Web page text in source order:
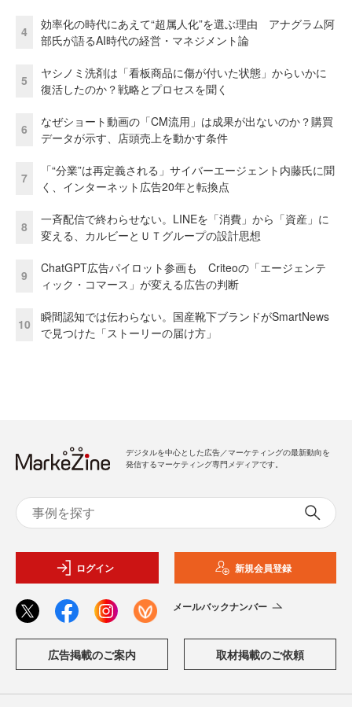
4
効率化の時代にあえて“超属人化”を選ぶ理由 アナグラム阿
部氏が語るAI時代の経営・マネジメント論
5
ヤシノミ洗剤は「看板商品に傷が付いた状態」からいかに
復活したのか？戦略とプロセスを聞く
6
なぜショート動画の「CM流用」は成果が出ないのか？購買
データが示す、店頭売上を動かす条件
7
「“分業”は再定義される」サイバーエージェント内藤氏に聞
く、インターネット広告20年と転換点
8
一斉配信で終わらせない。LINEを「消費」から「資産」に
変える、カルビーとＵＴグループの設計思想
9
ChatGPT広告パイロット参画も Criteoの「エージェンテ
ィック・コマース」が変える広告の判断
10
瞬間認知では伝わらない。国産靴下ブランドがSmartNews
で見つけた「ストーリーの届け方」
デジタルを中心とした広告／マーケティングの最新動向を
発信するマーケティング専門メディアです。
ログイン 新規会員登録
メールバックナンバー
広告掲載のご案内 取材掲載のご依頼